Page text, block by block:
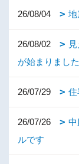
26/08/04 地
26/08/02
が始まりました
26/07/29 住
26/07/26
中
ルです